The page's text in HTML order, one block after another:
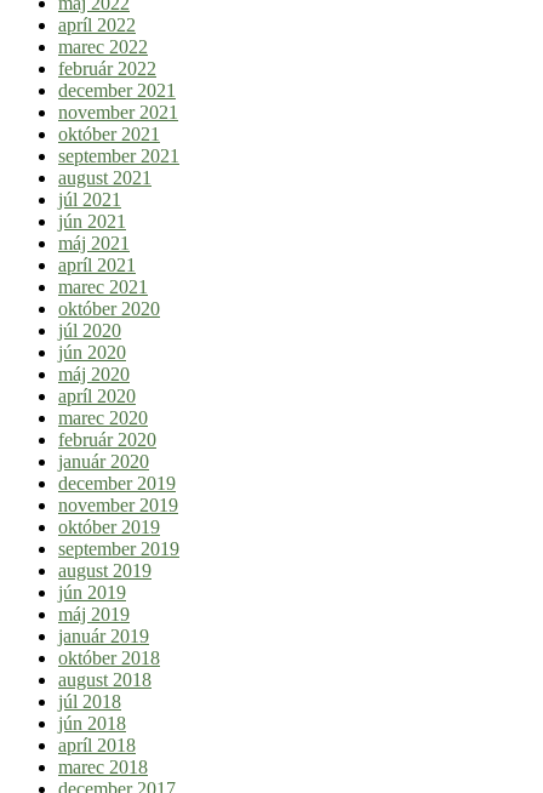
apríl 2022
marec 2022
február 2022
december 2021
november 2021
október 2021
september 2021
august 2021
júl 2021
jún 2021
máj 2021
apríl 2021
marec 2021
október 2020
júl 2020
jún 2020
máj 2020
apríl 2020
marec 2020
február 2020
január 2020
december 2019
november 2019
október 2019
september 2019
august 2019
jún 2019
máj 2019
január 2019
október 2018
august 2018
júl 2018
jún 2018
apríl 2018
marec 2018
december 2017